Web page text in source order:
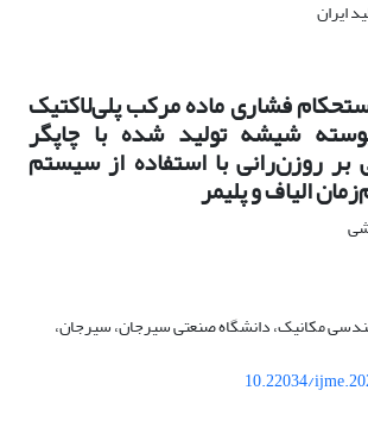
فشاری ماده مرکب پلی‌لاکتیک
شیشه تولید شده با چاپگر
روزن‌رانی با استفاده از سیستم
الیاف و پلیمر
مکانیک، دانشگاه صنعتی سیرجان، سیرجان،
10.22034/